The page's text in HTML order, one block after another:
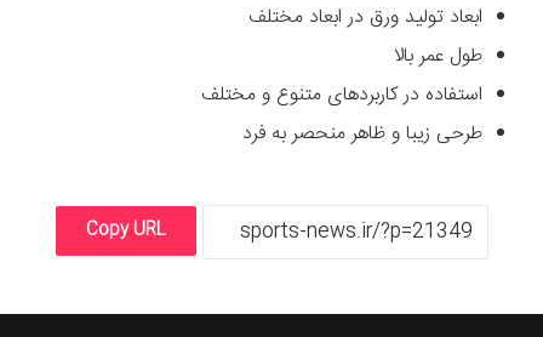
ابعاد تولید ورق در ابعاد مختلف
طول عمر بالا
استفاده در کاربردهای متنوع و مختلف
طرحی زیبا و ظاهر منحصر به فرد
Copy URL